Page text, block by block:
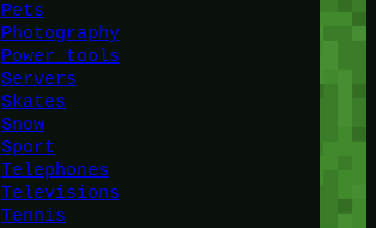
Pets
Photography
Power tools
Servers
Skates
Snow
Sport
Telephones
Televisions
Tennis